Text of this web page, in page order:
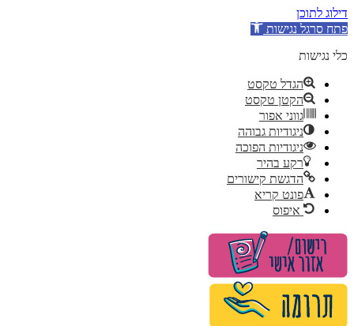
דילוג לתוכן
פתח סרגל נגישות
כלי נגישות
הגדל טקסט
הקטן טקסט
גווני אפור
ניגודיות גבוהה
ניגודיות הפוכה
רקע בהיר
הדגשת קישורים
פונט קריא
איפוס
דלג